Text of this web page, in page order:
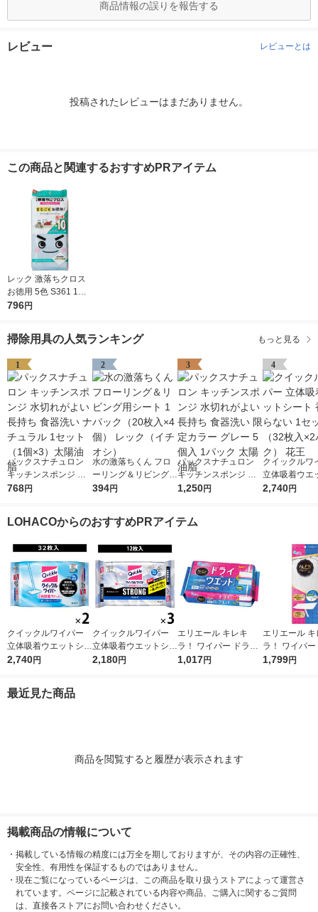
商品情報の誤りを報告する
レビュー レビューとは
投稿されたレビューはまだありません。
この商品と関連するおすすめPRアイテム
レック 激落ちクロス
お徳用 5色 S361 1パ
ック（10枚入）
796円
掃除用具の人気ランキング もっと見る
1
パックスナチュロン
キッチンスポンジ 水
切れがよい 長持ち 食
油脂
768円
2
水の激落ちくん フロ
ーリング＆リビング用
シート 1パック（20枚
394円
3
パックスナチュロン
キッチンスポンジ 水
切れがよい 長持ち 食
陽油脂
1,250円
4
クイックルワ
立体吸着ウエ
ト 香り残らな
2,740円
LOHACOからのおすすめPRアイテム
クイックルワイパー
立体吸着ウエットシー
ト 香り残らない 1セ
2,740円
クイックルワイパー
立体吸着ウエットシー
ト ストロング ガンコ
2,180円
エリエール キレキ
ラ！ ワイパー ドライ
×ウエットシート 1パ
1,017円
エリエール キ
ラ！ ワイパ
ーリングワイ
1,799円
最近見た商品
商品を閲覧すると履歴が表示されます
掲載商品の情報について
・ 掲載している情報の精度には万全を期しておりますが、その内容の正確性、
安全性、有用性を保証するものではありません。
・ 現在ご覧になっているページは、この商品を取り扱うストアによって運営さ
れています。ページに記載されている内容や商品、ご購入に関するご質問
は、直接各ストアにお問い合わせください。